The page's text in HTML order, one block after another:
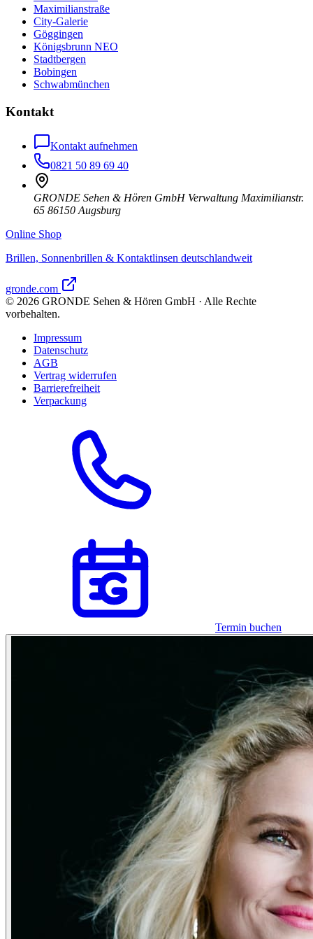
Maximilianstraße
City-Galerie
Göggingen
Königsbrunn NEO
Stadtbergen
Bobingen
Schwabmünchen
Kontakt
Kontakt aufnehmen
0821 50 89 69 40
GRONDE Sehen & Hören GmbH Verwaltung Maximilianstr.
65 86150 Augsburg
Online Shop
Brillen, Sonnenbrillen & Kontaktlinsen deutschlandweit
gronde.com
© 2026 GRONDE Sehen & Hören GmbH · Alle Rechte
vorbehalten.
Impressum
Datenschutz
AGB
Vertrag widerrufen
Barrierefreiheit
Verpackung
Termin buchen